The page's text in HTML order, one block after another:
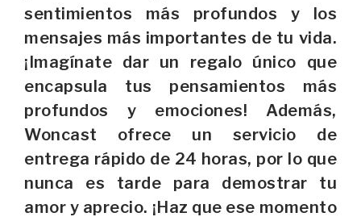
sentimientos más profundos y los
mensajes más importantes de tu vida.
¡Imagínate dar un regalo único que
encapsula tus pensamientos más
profundos y emociones! Además,
Woncast ofrece un servicio de
entrega rápido de 24 horas, por lo que
nunca es tarde para demostrar tu
amor y aprecio. ¡Haz que ese momento